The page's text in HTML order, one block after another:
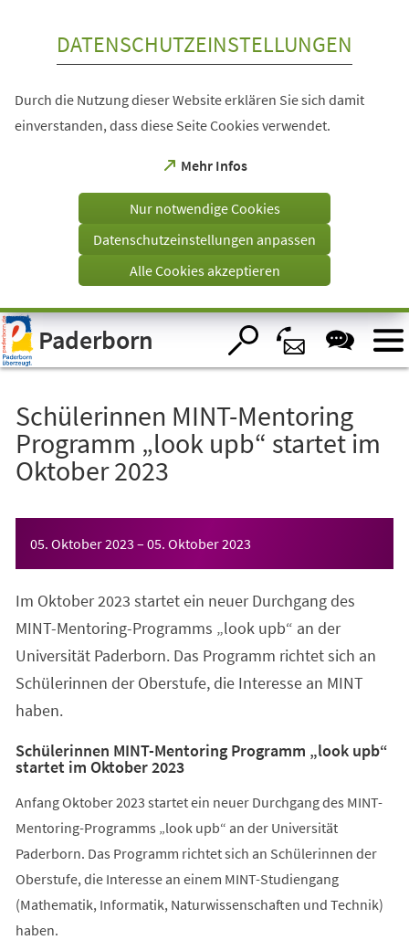
Visuelle
Assistenzsoftware
öffnen.
DATENSCHUTZEINSTELLUNGEN
Durch die Nutzung dieser Website erklären Sie sich damit
einverstanden, dass diese Seite Cookies verwendet.
Mehr Infos
(Öffnet
einem
Tab)
Nur notwendige Cookies
Datenschutzeinstellungen anpassen
Alle Cookies akzeptieren
Paderborn
Schülerinnen MINT-Mentoring
Programm „look upb“ startet im
Oktober 2023
05. Oktober 2023 – 05. Oktober 2023
Im Oktober 2023 startet ein neuer Durchgang des
MINT-Mentoring-Programms „look upb“ an der
Universität Paderborn. Das Programm richtet sich an
Schülerinnen der Oberstufe, die Interesse an MINT
haben.
Schülerinnen MINT-Mentoring Programm „look upb“
startet im Oktober 2023
Anfang Oktober 2023 startet ein neuer Durchgang des MINT-
Mentoring-Programms „look upb“ an der Universität
Paderborn. Das Programm richtet sich an Schülerinnen der
Oberstufe, die Interesse an einem MINT-Studiengang
(Mathematik, Informatik, Naturwissenschaften und Technik)
haben.